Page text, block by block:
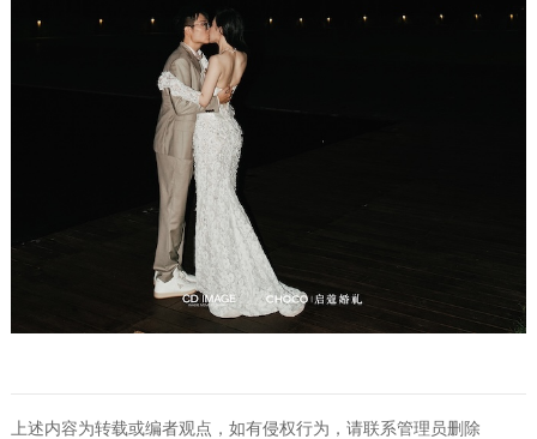
上述内容为转载或编者观点，如有侵权行为，请联系管理员删除